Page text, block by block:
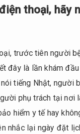
thoại, hãy
trước tiên người
đây là lần khám
tiếng Nhật, người
phụ trách tại nơi
hiểm y tế hay
nhắc lại ngày đặt